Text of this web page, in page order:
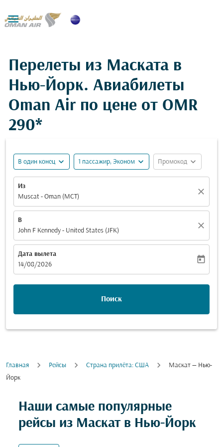

Перелеты из Маската в
Нью-Йорк. Авиабилеты
Oman Air по цене от OMR
290*
В один конец expand_more 1 пассажир, Эконом expand_more Промокод expand_more
Из
Muscat - Oman (MCT)
close
В
John F Kennedy - United States (JFK)
close
Дата вылета
fc-booking-departure-date-aria-label
14/08/2026
today
Поиск
Главная Рейсы Cтрана прилёта: США
Маскат — Нью-
Йорк
Наши самые популярные
рейсы из Маскат в Нью-Йорк